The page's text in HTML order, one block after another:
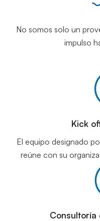
No somos solo un
impulso
Kick
El equipo designado
reúne con su
Consultoría